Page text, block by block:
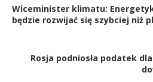
Wiceminister klimatu:
będzie rozwijać się szybciej niż
Rosja podniosła podatek